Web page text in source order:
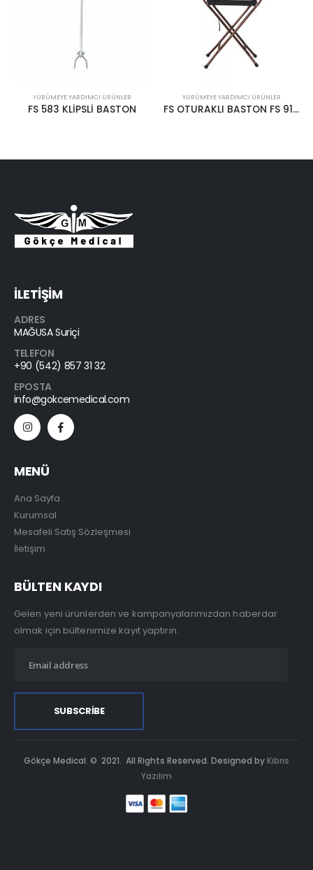
YÜRÜMEYE YARDIMCI ÜRÜNLER YÜRÜMEYE YARDIMCI ÜRÜNLER
İLETİŞİM
ADRES
MAĞUSA Suriçi
TELEFON
+90 (542) 857 31 32
EPOSTA
info@gokcemedical.com
MENÜ
Ana Sayfa
Kurumsal
Mesafeli Satış Sözleşmesi
İletişim
BÜLTEN KAYDI
Gelen yeni ürünlerden ve kampanyalarımızdan haberdar
olmak için bültenimize kayıt yaptırın.
Gökçe Medical. © 2021. All Rights Reserved. Designed by Kıbrıs
Yazılım